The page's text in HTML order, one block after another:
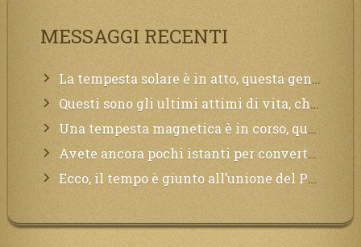
MESSAGGI RECENTI
La tempesta solare è in atto, questa generazione soffrirà molto, la Terra arderà, l’acqua sarà contaminata, il cibo non sarà più nelle vostre mense.
Questi sono gli ultimi attimi di vita, chi si vuole salvare Mi chiami in suo aiuto.
Una tempesta magnetica è in corso, questa generazione patirà. Il black out non tarderà ad arrivare e tutta la Terra sarà oscurata.
Avete ancora pochi istanti per convertirvi, non perdete tempo, la sciagura arriverà all’improvviso e per chi non si sarà preparato saranno dolori.
Ecco, il tempo è giunto all’unione del Padre con il figlio, non avete che da attendere pochissimo.